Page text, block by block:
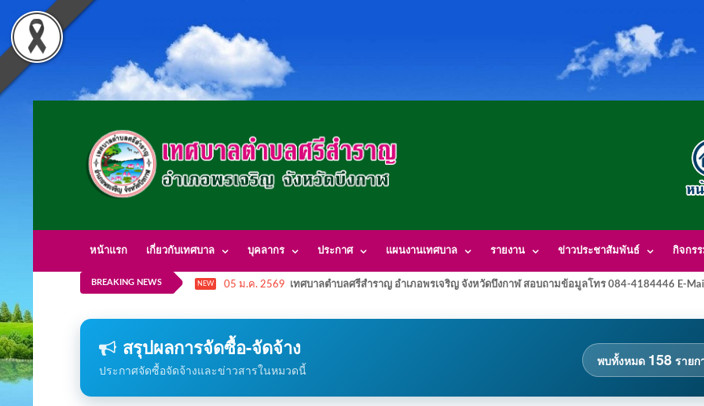
หน้าแรก เกี่ยวกับเทศบาล บุคลากร ประกาศ แผนงานเทศบาล รายงาน ข่าวประชาสัมพันธ์ กิจกรร
BREAKING NEWS NEW 05 ม.ค. 2569 เทศบาลตำบลศรีสำราญ อำเภอพรเจริญ จังหวัดบึงกาฬ สอบถามข้อมูลโทร 084-4184446 E-
สรุปผลการจัดซื้อ-จัดจ้าง
ประกาศจัดซื้อจัดจ้างและข่าวสารในหมวดนี้
พบทั้งหมด 158รายก